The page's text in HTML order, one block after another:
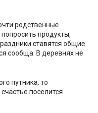
родственные
продукты,
ставятся общие
сообща. В деревнях не
путника, то
поселится